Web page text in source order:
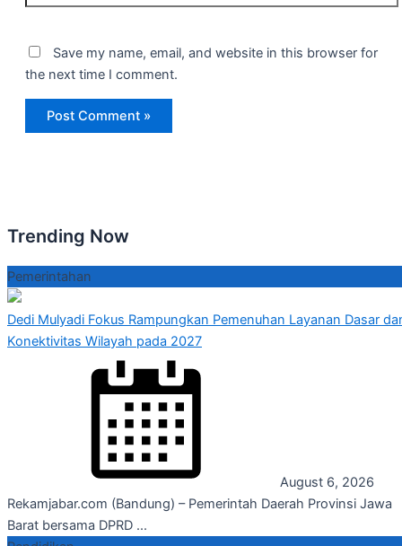
Save my name, email, and website in this browser for
the next time I comment.
Trending Now
Pemerintahan
Dedi Mulyadi Fokus Rampungkan Pemenuhan Layanan Dasar
Konektivitas Wilayah pada 2027
August 6, 2026
Rekamjabar.com (Bandung) – Pemerintah Daerah Provinsi Jawa
Barat bersama DPRD ...